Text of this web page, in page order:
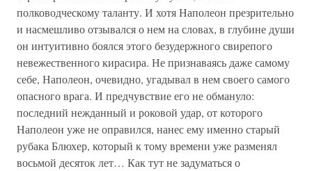
полководческому таланту. И хотя Наполеон презрительно
и насмешливо отзывался о нем на словах, в глубине души
он интуитивно боялся этого безудержного свирепого
невежественного кирасира. Не признаваясь даже самому
себе, Наполеон, очевидно, угадывал в нем своего самого
опасного врага. И предчувствие его не обмануло:
последний нежданный и роковой удар, от которого
Наполеон уже не оправился, нанес ему именно старый
рубака Блюхер, который к тому времени уже разменял
восьмой десяток лет… Как тут не задуматься о